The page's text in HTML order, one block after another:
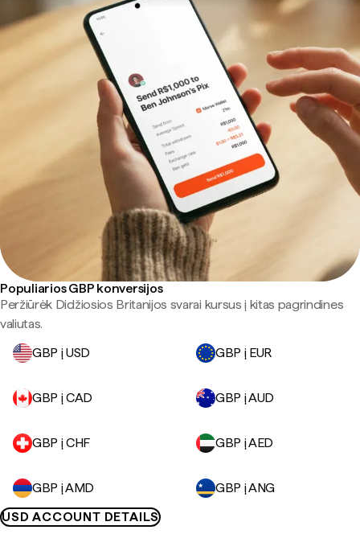
Populiarios GBP konversijos
Peržiūrėk Didžiosios Britanijos svarai kursus į kitas pagrindines
valiutas.
GBP į USD
GBP į EUR
GBP į CAD GBP į AUD
GBP į CHF GBP į AED
GBP į AMD
GBP į ANG
USD ACCOUNT DETAILS